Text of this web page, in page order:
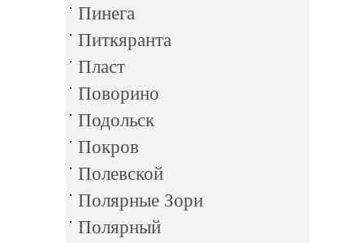
Пинега
Питкяранта
Пласт
Поворино
Подольск
Покров
Полевской
Полярные Зори
Полярный